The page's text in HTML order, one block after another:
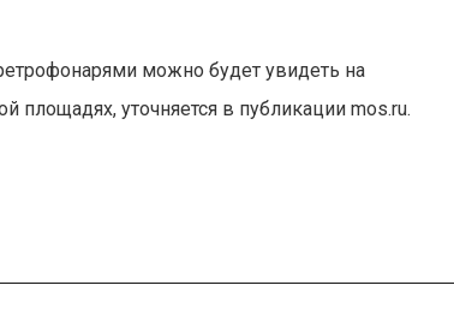
можно будет увидеть на
площадях, уточняется в публикации mos.ru.